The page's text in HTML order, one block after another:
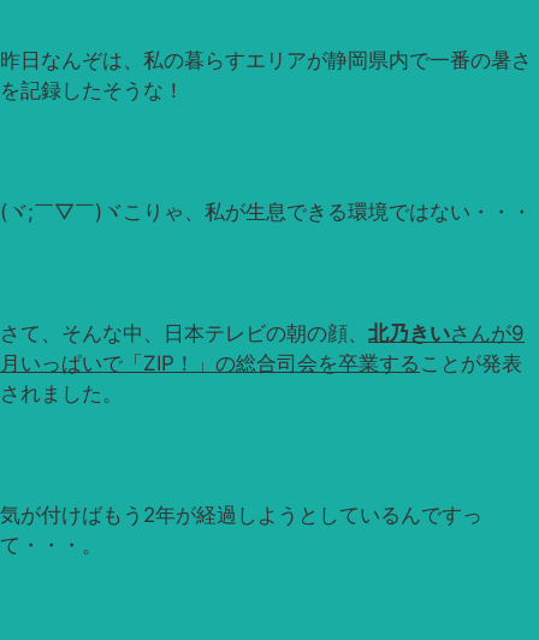
昨日なんぞは、私の暮らすエリアが静岡県内で一番の暑さ
を記録したそうな！
(ヾ;￣▽￣)ヾこりゃ、私が生息できる環境ではない・・・
さて、そんな中、日本テレビの朝の顔、 北乃きいさんが9
月いっぱいで「ZIP！」の総合司会を卒業する ことが発表
されました。
気が付けばもう2年が経過しようとしているんですっ
て・・・。